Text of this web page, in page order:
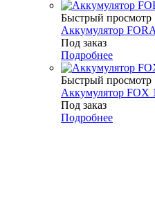
Быстрый просмотр
Аккумулятор
Под заказ
Подробнее
Быстрый просмотр
Аккумулятор FOX
Под заказ
Подробнее